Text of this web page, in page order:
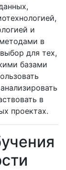
и
в
для тех,
базами
в
проектах.